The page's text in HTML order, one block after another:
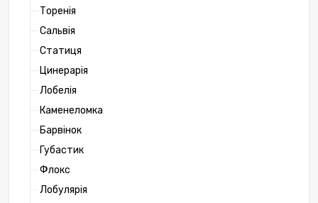
Торенія
Сальвія
Статиця
Цинерарія
Лобелія
Каменеломка
Барвінок
Губастик
Флокс
Лобулярія